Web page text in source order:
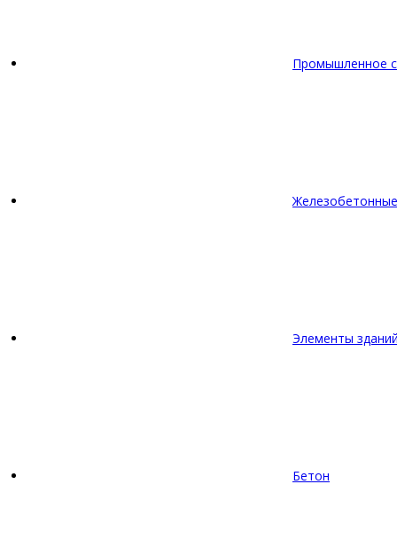
Промышленное
Элементы
Бетон